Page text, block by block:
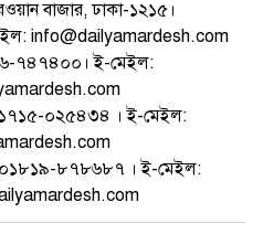
বাজার, ঢাকা-১২১৫।
info@dailyamardesh.com
৭৪৭৪০০। ই-মেইল:
০২৫৪৩৪ । ই-মেইল:
৮৭৮৬৮৭ । ই-মেইল: